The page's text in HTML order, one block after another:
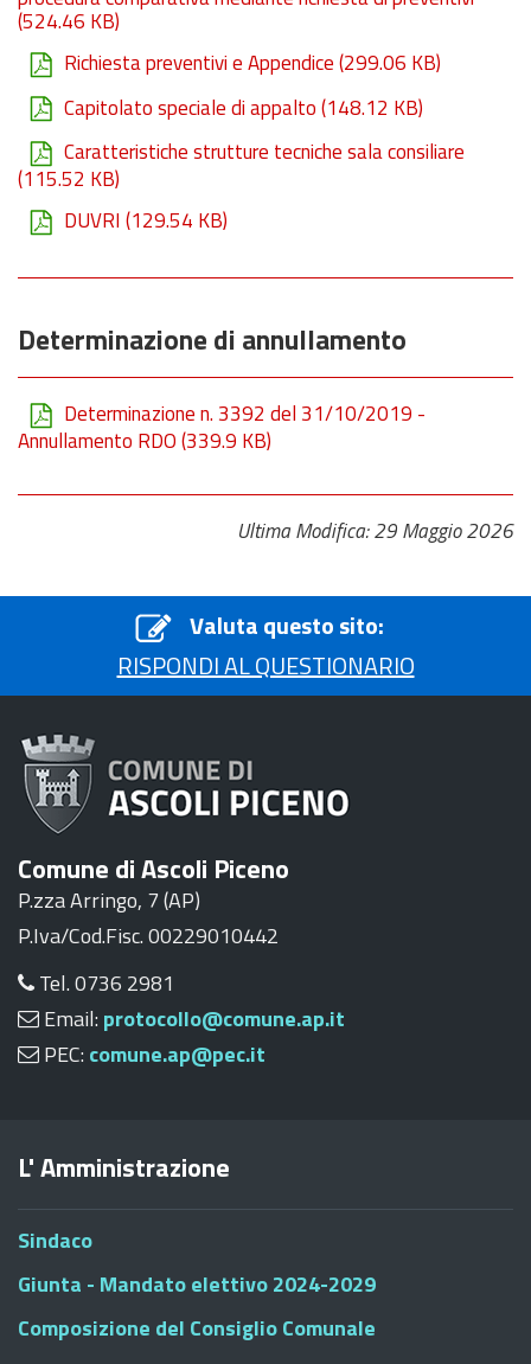
(524.46 KB)
Richiesta preventivi e Appendice(299.06 KB)
Capitolato speciale di appalto(148.12 KB)
Caratteristiche strutture tecniche sala consiliare
(115.52 KB)
DUVRI (129.54 KB)
Determinazione di annullamento
Determinazione n. 3392 del 31/10/2019 -
Annullamento RDO(339.9 KB)
Ultima Modifica: 29 Maggio 2026
Valuta questo sito:
RISPONDI AL QUESTIONARIO
Comune di Ascoli Piceno
P.zza Arringo, 7 (AP)
P.Iva/Cod.Fisc. 00229010442
Tel. 0736 2981
Email: protocollo@comune.ap.it
PEC: comune.ap@pec.it
L' Amministrazione
Sindaco
Giunta - Mandato elettivo 2024-2029
Composizione del Consiglio Comunale